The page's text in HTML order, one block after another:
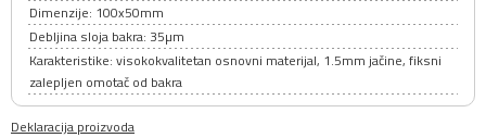
Dimenzije: 100x50mm
Debljina sloja bakra: 35µm
Karakteristike: visokokvalitetan osnovni materijal, 1.5mm jačine, fiksni
zalepljen omotač od bakra
Deklaracija proizvoda